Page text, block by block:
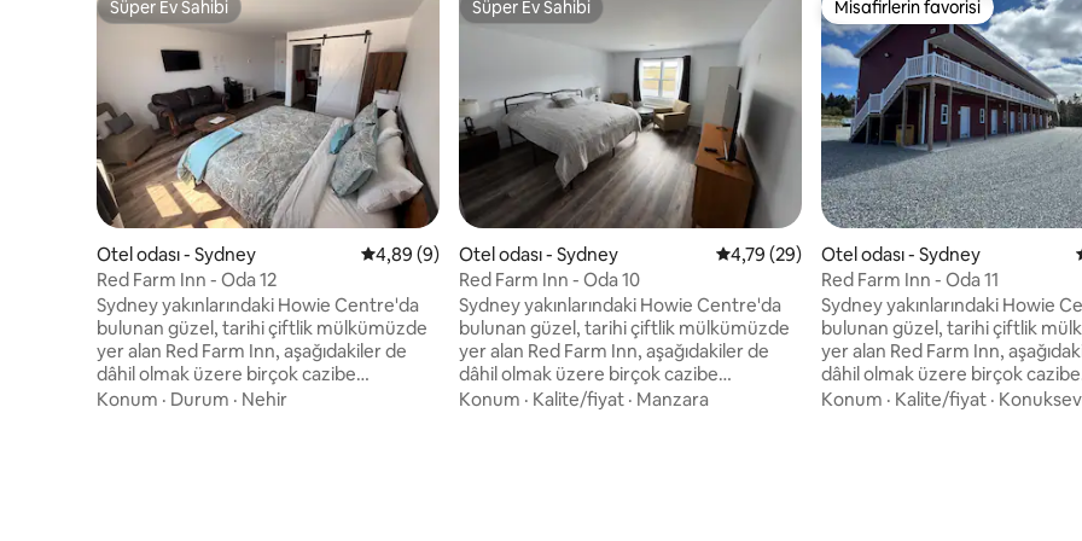
Süper Ev Sahibi
Süper Ev Sahibi
Otel odası - Sydney 5 üzerinden ortalama 4,89 puan, 9 değerlendirme
4,89 (9)
Red Farm Inn - Oda 12
Sydney yakınlarındaki Howie Centre'da
bulunan güzel, tarihi çiftlik mülkümüzde
yer alan Red Farm Inn, aşağıdakiler de
dâhil olmak üzere birçok cazibe
merkezimizin arasında yer almaktadır: -
Konum · Durum · Nehir
Süper Ev Sahibi
Süper Ev Sahibi
Otel odası - Sydney 5 üzerinden ortalama 4,79 puan, 29
4,79 (29)
Red Farm Inn - Oda 10
Sydney yakınlarındaki Howie Centre'da
bulunan güzel, tarihi çiftlik mülkümüzde
yer alan Red Farm Inn, aşağıdakiler de
dâhil olmak üzere birçok cazibe
merkezimizin arasında yer almaktadır: -
Konum · Kalite/fiyat · Manzara
Misafirlerin favorisi
Misafirlerin favorisi
Otel odası - Sydney
Red Farm Inn - Oda 11
Sydney yakınlarındaki Howie
bulunan güzel, tarihi çiftlik
yer alan Red Farm Inn,
dâhil olmak üzere birçok cazibe
merkezimizin arasında
Konum · Kalite/fiyat ·